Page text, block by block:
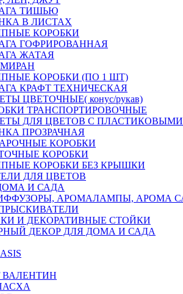
ТИШЬЮ
В ЛИСТАХ
КОРОБКИ
ГОФРИРОВАННАЯ
ЖАТАЯ
КОРОБКИ (ПО 1 ШТ)
КРАФТ ТЕХНИЧЕСКАЯ
ЦВЕТОЧНЫЕ( конус/рукав)
ТРАНСПОРТИРОВОЧНЫЕ
ДЛЯ ЦВЕТОВ С
ПРОЗРАЧНАЯ
КОРОБКИ
КОРОБКИ
КОРОБКИ БЕЗ КРЫШКИ
ДЛЯ ЦВЕТОВ
И САДА
АРОМАЛАМПЫ, АРОМА
И ДЕКОРАТИВНЫЕ СТОЙКИ
ДЕКОР ДЛЯ ДОМА И САДА
ВАЛЕНТИН